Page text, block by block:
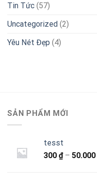
Tin Tức (57)
Uncategorized (2)
Yêu Nét Đẹp (4)
SẢN PHẨM MỚI
tesst
300 ₫ – 50.000